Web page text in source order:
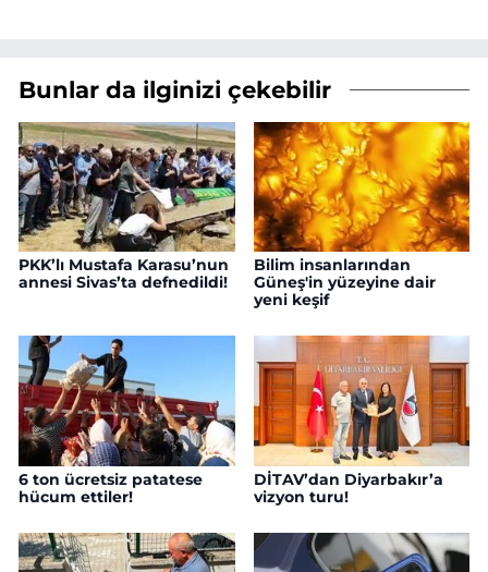
Bunlar da ilginizi çekebilir
PKK’lı Mustafa Karasu’nun
annesi Sivas’ta defnedildi!
Bilim insanlarından
Güneş'in yüzeyine dair
yeni keşif
6 ton ücretsiz patatese
hücum ettiler!
DİTAV’dan Diyarbakır’a
vizyon turu!